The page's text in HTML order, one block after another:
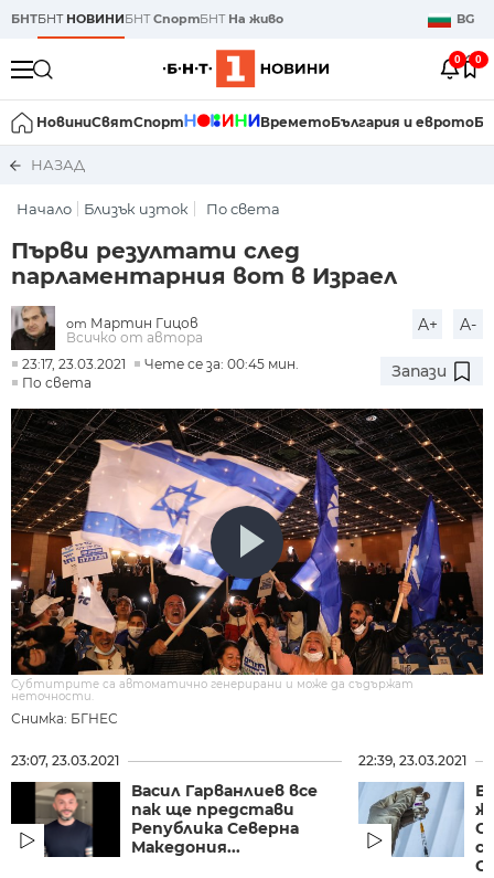
БНТБНТ НОВИНИБНТСпортБНТ На живо BG
0 0
НовиниСвятСпорт ВреметоБългария и еврото
НАЗАД
Начало Близък изток По света
Първи резултати след
парламентарния вот в Израел
от Мартин Гицов
Всичко от автора
A+ A-
23:17, 23.03.2021
Чете се за: 00:45 мин.
По света
Запази
Снимка: БГНЕС
Субтитрите са автоматично генерирани и може да съдържат
неточности.
23:07, 23.03.2021
Васил Гарванлиев все
пак ще представи
Република Северна
Македония...
22:39, 23.03.2021